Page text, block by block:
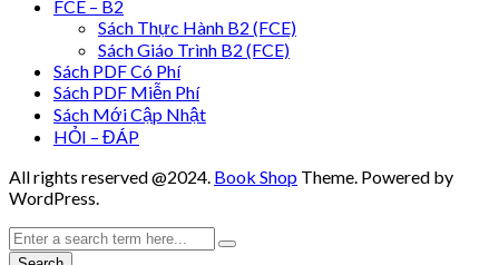
FCE – B2
Sách Thực Hành B2 (FCE)
Sách Giáo Trình B2 (FCE)
Sách PDF Có Phí
Sách PDF Miễn Phí
Sách Mới Cập Nhật
HỎI – ĐÁP
All rights reserved @2024. Book Shop Theme. Powered by
WordPress.